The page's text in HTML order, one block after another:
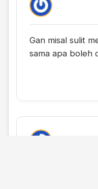
Gan misal sulit
sama apa boleh